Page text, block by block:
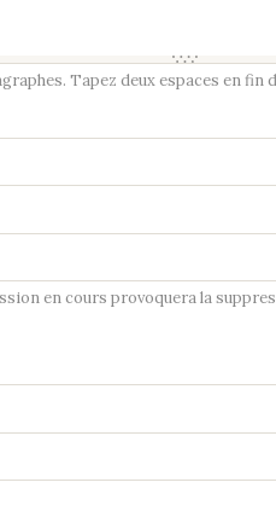
Tapez deux espaces en fin
en cours provoquera la